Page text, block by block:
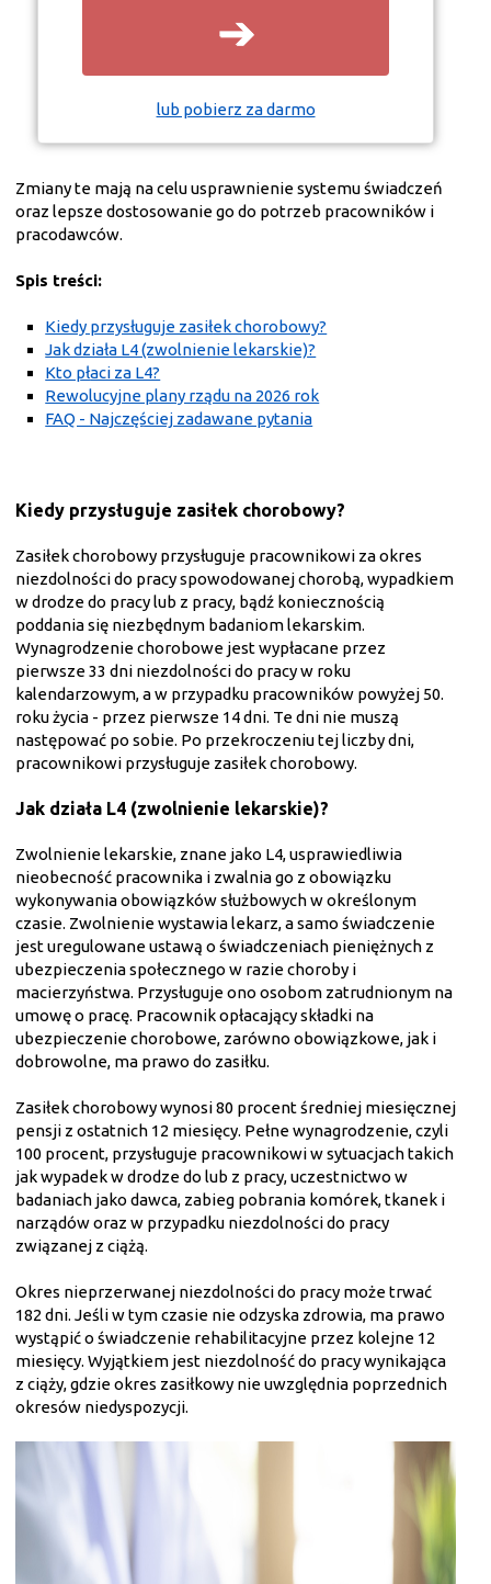
➔
lub pobierz za darmo
Zmiany te mają na celu usprawnienie systemu świadczeń
oraz lepsze dostosowanie go do potrzeb pracowników i
pracodawców.
Spis treści:
Kiedy przysługuje zasiłek chorobowy?
Jak działa L4 (zwolnienie lekarskie)?
Kto płaci za L4?
Rewolucyjne plany rządu na 2026 rok
FAQ - Najczęściej zadawane pytania
Kiedy przysługuje zasiłek chorobowy?
Zasiłek chorobowy przysługuje pracownikowi za okres
niezdolności do pracy spowodowanej chorobą, wypadkiem
w drodze do pracy lub z pracy, bądź koniecznością
poddania się niezbędnym badaniom lekarskim.
Wynagrodzenie chorobowe jest wypłacane przez
pierwsze 33 dni niezdolności do pracy w roku
kalendarzowym, a w przypadku pracowników powyżej 50.
roku życia - przez pierwsze 14 dni. Te dni nie muszą
następować po sobie. Po przekroczeniu tej liczby dni,
pracownikowi przysługuje zasiłek chorobowy.
Jak działa L4 (zwolnienie lekarskie)?
Zwolnienie lekarskie, znane jako L4, usprawiedliwia
nieobecność pracownika i zwalnia go z obowiązku
wykonywania obowiązków służbowych w określonym
czasie. Zwolnienie wystawia lekarz, a samo świadczenie
jest uregulowane ustawą o świadczeniach pieniężnych z
ubezpieczenia społecznego w razie choroby i
macierzyństwa. Przysługuje ono osobom zatrudnionym na
umowę o pracę. Pracownik opłacający składki na
ubezpieczenie chorobowe, zarówno obowiązkowe, jak i
dobrowolne, ma prawo do zasiłku.
Zasiłek chorobowy wynosi 80 procent średniej miesięcznej
pensji z ostatnich 12 miesięcy. Pełne wynagrodzenie, czyli
100 procent, przysługuje pracownikowi w sytuacjach takich
jak wypadek w drodze do lub z pracy, uczestnictwo w
badaniach jako dawca, zabieg pobrania komórek, tkanek i
narządów oraz w przypadku niezdolności do pracy
związanej z ciążą.
Okres nieprzerwanej niezdolności do pracy może trwać
182 dni. Jeśli w tym czasie nie odzyska zdrowia, ma prawo
wystąpić o świadczenie rehabilitacyjne przez kolejne 12
miesięcy. Wyjątkiem jest niezdolność do pracy wynikająca
z ciąży, gdzie okres zasiłkowy nie uwzględnia poprzednich
okresów niedyspozycji.